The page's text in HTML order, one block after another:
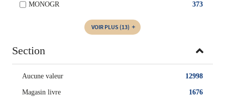
373
MONOGR
VOIR PLUS (13)
Section
12998
Aucune valeur
1676
Magasin livre